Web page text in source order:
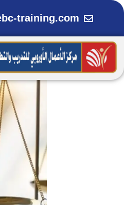
تخطي
المحتوى
training.com